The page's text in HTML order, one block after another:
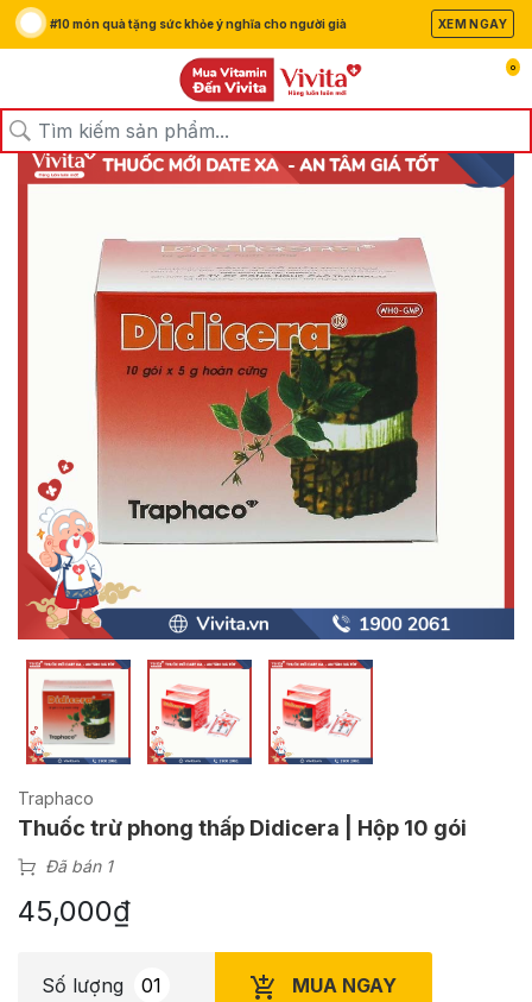
#10 món quà tặng sức khỏe ý nghĩa cho người già XEM NGAY
0
Trang chủ/Sản Phẩm/Thuốc
Traphaco
Thuốc trừ phong thấp Didicera | Hộp 10 gói
Đã bán 1
45,000₫
Số lượng MUA NGAY